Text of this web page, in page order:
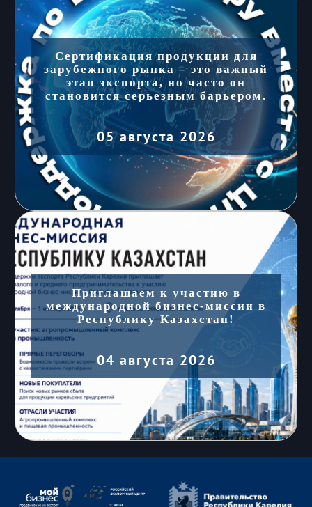
Сертификация продукции для
зарубежного рынка – это важный
этап экспорта, но часто он
становится серьезным барьером.
05 августа 2026
Приглашаем к участию в
международной бизнес-миссии в
Республику Казахстан!
04 августа 2026